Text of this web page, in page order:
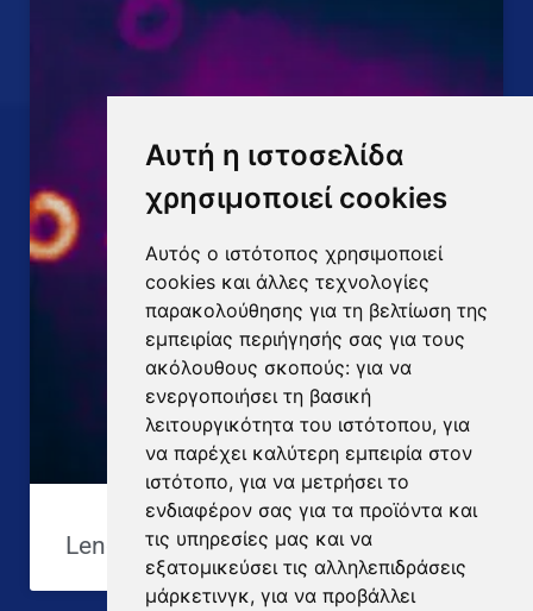
Αυτή η ιστοσελίδα
χρησιμοποιεί cookies
Αυτός ο ιστότοπος χρησιμοποιεί
cookies και άλλες τεχνολογίες
παρακολούθησης για τη βελτίωση της
εμπειρίας περιήγησής σας για τους
ακόλουθους σκοπούς: για να
ενεργοποιήσει τη βασική
λειτουργικότητα του ιστότοπου, για
να παρέχει καλύτερη εμπειρία στον
ιστότοπο, για να μετρήσει το
ενδιαφέρον σας για τα προϊόντα και
τις υπηρεσίες μας και να
εξατομικεύσει τις αλληλεπιδράσεις
μάρκετινγκ, για να προβάλλει
Lenovo T460 λάπτοπ